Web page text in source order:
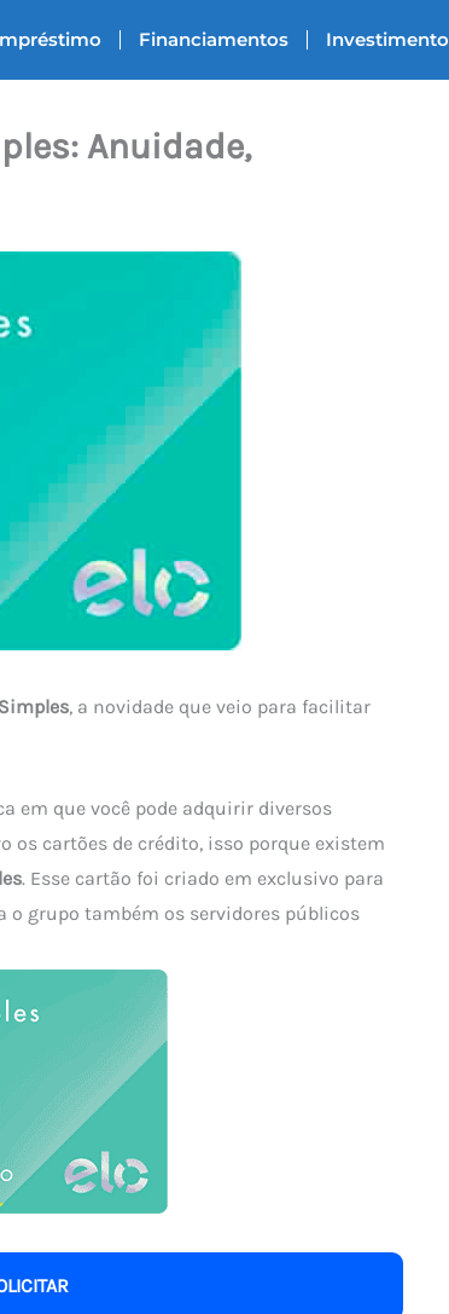
Financiamentos Investimento
Anuidade,
, a novidade que veio para facilitar
em que você pode adquirir diversos
os cartões de crédito, isso porque existem
. Esse cartão foi criado em exclusivo para
o grupo também os servidores públicos